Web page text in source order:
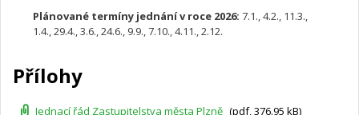
Plánované termíny jednání v roce 2026: 7.1., 4.2., 11.3.,
1.4., 29.4., 3.6., 24.6., 9.9., 7.10., 4.11., 2.12.
Přílohy
Jednací řád Zastupitelstva města Plzně (pdf, 376.95 kB)